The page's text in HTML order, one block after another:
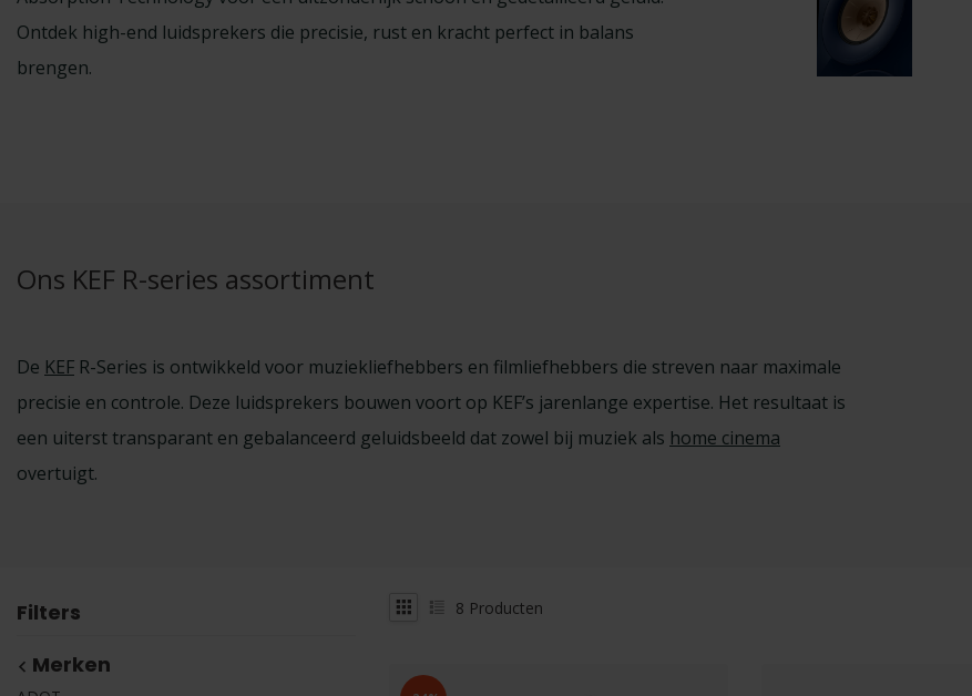
Ontdek high-end luidsprekers die precisie, rust en kracht perfect in balans
brengen.
Ons KEF R-series assortiment
De KEF R-Series is ontwikkeld voor muziekliefhebbers en filmliefhebbers die streven naar maximale
precisie en controle. Deze luidsprekers bouwen voort op KEF’s jarenlange expertise. Het resultaat is
een uiterst transparant en gebalanceerd geluidsbeeld dat zowel bij muziek als home cinema
overtuigt.
Filters
Merken
8 Producten